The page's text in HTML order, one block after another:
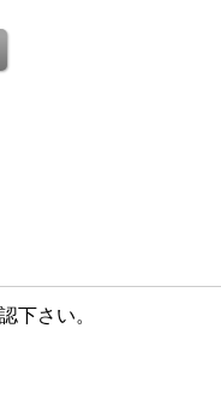
下さい。